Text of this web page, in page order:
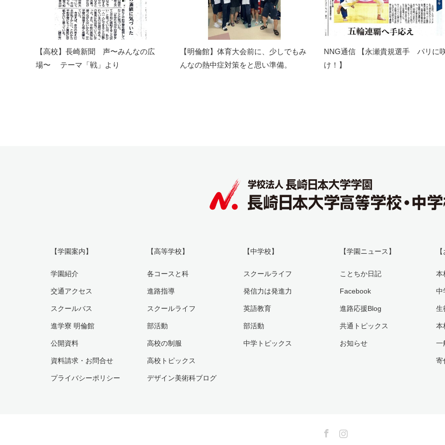
【高校】長崎新聞 声〜みんなの広
場〜 テーマ「戦」より
【明倫館】体育大会前に、少しでもみ
んなの熱中症対策をと思い準備。
NNG通信 【永瀬貴規選手 パリに
け！】
【学園案内】
学園紹介
交通アクセス
スクールバス
進学寮 明倫館
公開資料
資料請求・お問合せ
プライバシーポリシー
【高等学校】
各コースと科
進路指導
スクールライフ
部活動
高校の制服
高校トピックス
デザイン美術科ブログ
【中学校】
スクールライフ
発信力は発進力
英語教育
部活動
中学トピックス
【学園ニュース】
ことちか日記
Facebook
進路応援Blog
共通トピックス
お知らせ
本
中
生
本
一
寄